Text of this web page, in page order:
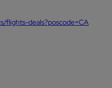
flights-deals?poscode=CA